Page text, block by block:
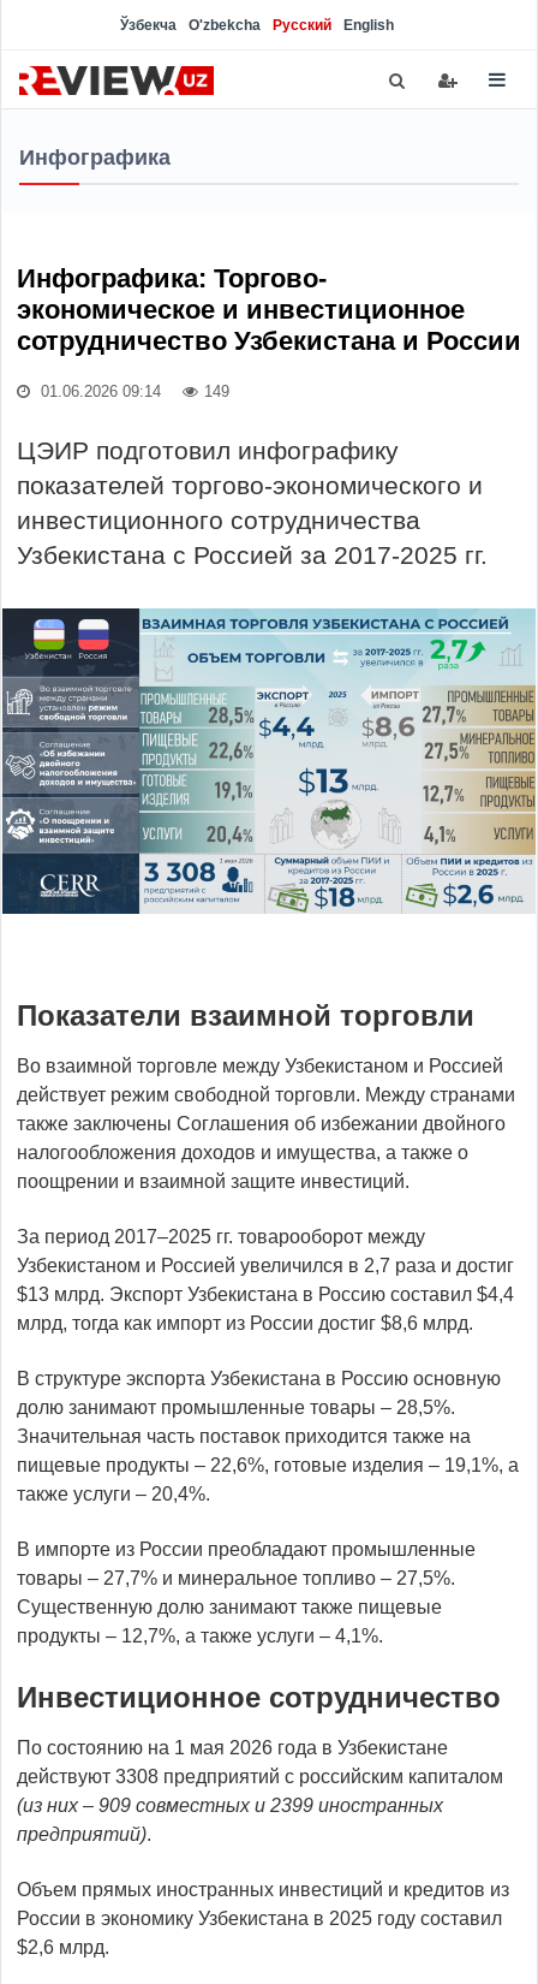
Ўзбекча O'zbekcha Русский English
Инфографика
Инфографика: Торгово-
экономическое и инвестиционное
сотрудничество Узбекистана и России
01.06.2026 09:14 149
ЦЭИР подготовил инфографику
показателей торгово-экономического и
инвестиционного сотрудничества
Узбекистана с Россией за 2017-2025 гг.
Показатели взаимной торговли
Во взаимной торговле между Узбекистаном и Россией
действует режим свободной торговли. Между странами
также заключены Соглашения об избежании двойного
налогообложения доходов и имущества, а также о
поощрении и взаимной защите инвестиций.
За период 2017–2025 гг. товарооборот между
Узбекистаном и Россией увеличился в 2,7 раза и достиг
$13 млрд. Экспорт Узбекистана в Россию составил $4,4
млрд, тогда как импорт из России достиг $8,6 млрд.
В структуре экспорта Узбекистана в Россию основную
долю занимают промышленные товары – 28,5%.
Значительная часть поставок приходится также на
пищевые продукты – 22,6%, готовые изделия – 19,1%, а
также услуги – 20,4%.
В импорте из России преобладают промышленные
товары – 27,7% и минеральное топливо – 27,5%.
Существенную долю занимают также пищевые
продукты – 12,7%, а также услуги – 4,1%.
Инвестиционное сотрудничество
По состоянию на 1 мая 2026 года в Узбекистане
действуют 3308 предприятий с российским капиталом
(из них – 909 совместных и 2399 иностранных
предприятий).
Объем прямых иностранных инвестиций и кредитов из
России в экономику Узбекистана в 2025 году составил
$2,6 млрд.